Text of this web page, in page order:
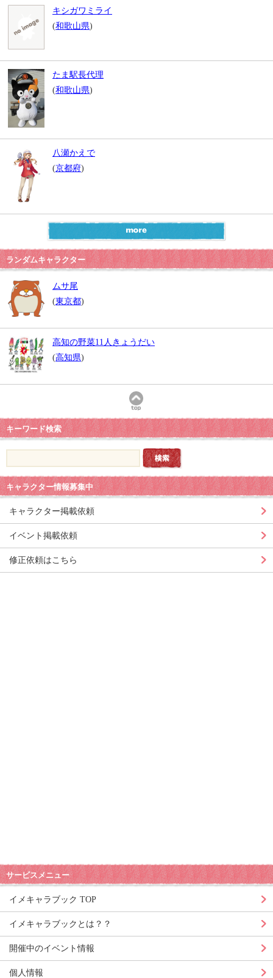
キシガワミライ
(和歌山県)
たま駅長代理
(和歌山県)
八瀬かえで
(京都府)
ランダムキャラクター
ムサ尾
(東京都)
高知の野菜11人きょうだい
(高知県)
キーワード検索
キャラクター情報募集中
キャラクター掲載依頼
イベント掲載依頼
修正依頼はこちら
サービスメニュー
イメキャラブック TOP
イメキャラブックとは？？
開催中のイベント情報
個人情報